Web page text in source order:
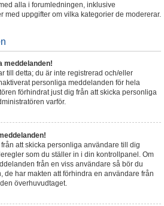
alla i forumledningen, inklusive
med uppgifter om vilka kategorier de modererar.
meddelanden!
till detta; du är inte registrerad och/eller
personliga meddelanden för hela
förhindrat just dig från att skicka personliga
varför.
att skicka personliga användare till dig
som du ställer in i din kontrollpanel. Om
från en viss användare så bör du
de har makten att förhindra en användare från
överhuvudtaget.